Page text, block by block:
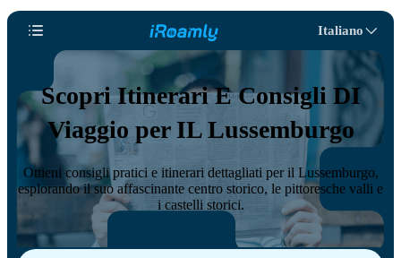
Italiano
Scopri Itinerari E Consigli DI
Viaggio per IL Lussemburgo
Ottieni consigli pratici e itinerari dettagliati per il Lussemburgo,
esplorando il suo affascinante centro storico, le pittoresche valli e
i castelli storici.